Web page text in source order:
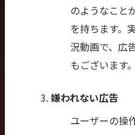
のようなこと
を持ちます。
況動画で、広
もございます。
嫌われない広告
ユーザーの操